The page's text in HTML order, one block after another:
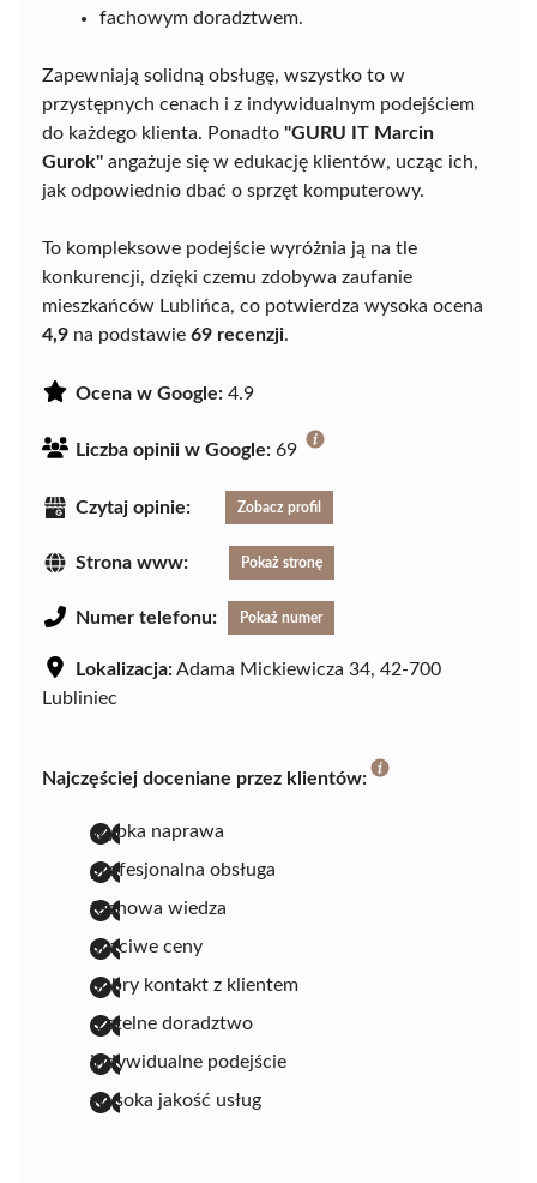
fachowym doradztwem.
Zapewniają solidną obsługę, wszystko to w
przystępnych cenach i z indywidualnym podejściem
do każdego klienta. Ponadto "GURU IT Marcin
Gurok" angażuje się w edukację klientów, ucząc ich,
jak odpowiednio dbać o sprzęt komputerowy.
To kompleksowe podejście wyróżnia ją na tle
konkurencji, dzięki czemu zdobywa zaufanie
mieszkańców Lublińca, co potwierdza wysoka ocena
4,9 na podstawie 69 recenzji.
Ocena w Google: 4.9
Liczba opinii w Google: 69
Czytaj opinie: Zobacz profil
Strona www: Pokaż stronę
Numer telefonu: Pokaż numer
Lokalizacja:Adama Mickiewicza 34, 42-700
Lubliniec
Najczęściej doceniane przez klientów:
szybka naprawa
profesjonalna obsługa
fachowa wiedza
uczciwe ceny
dobry kontakt z klientem
rzetelne doradztwo
indywidualne podejście
wysoka jakość usług